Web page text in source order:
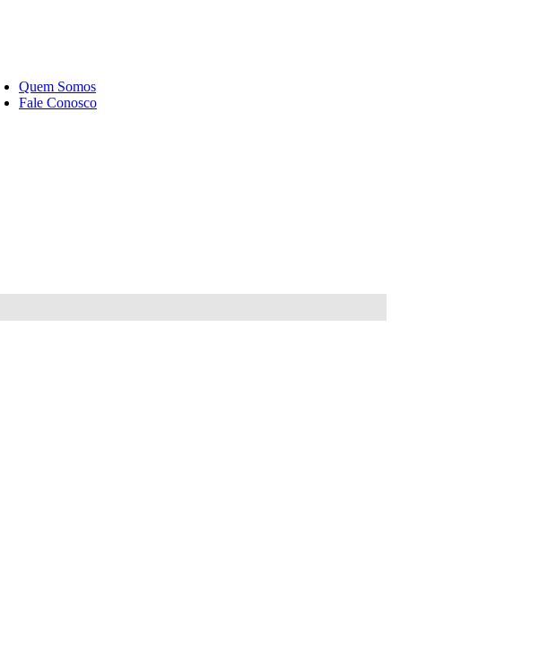
Quem Somos
Fale Conosco